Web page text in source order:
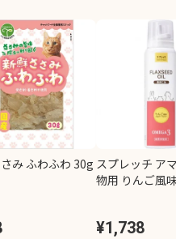
み ふわふわ 30g スプレッチ ア
物用 りんご風
¥1,738